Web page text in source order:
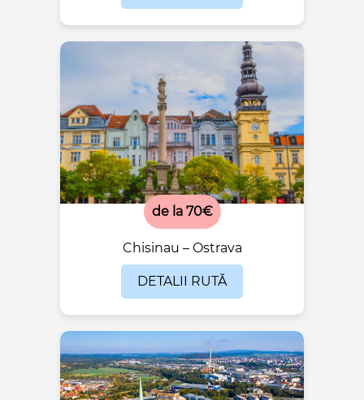
de la 70€
Chisinau – Ostrava
DETALII RUTĂ